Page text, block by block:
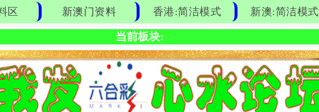
区 新澳门资料 香港:简洁模式 新澳:简洁模式
当前板块: